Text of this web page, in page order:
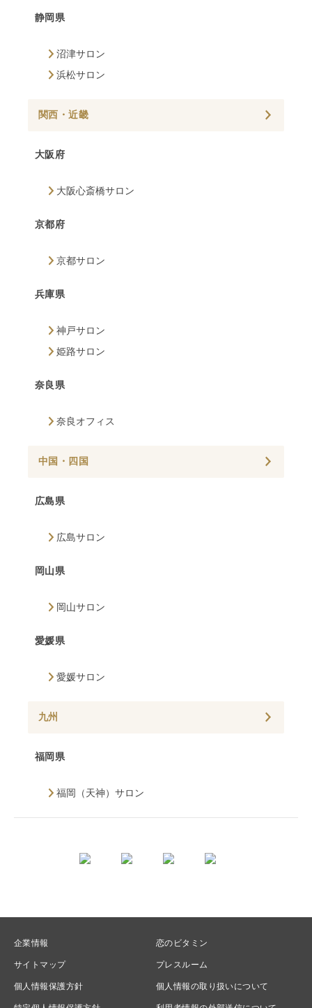
静岡県
沼津サロン
浜松サロン
関西・近畿
大阪府
大阪心斎橋サロン
京都府
京都サロン
兵庫県
神戸サロン
姫路サロン
奈良県
奈良オフィス
中国・四国
広島県
広島サロン
岡山県
岡山サロン
愛媛県
愛媛サロン
九州
福岡県
福岡（天神）サロン
企業情報 恋のビタミン
サイトマップ プレスルーム
個人情報保護方針 個人情報の取り扱いについて